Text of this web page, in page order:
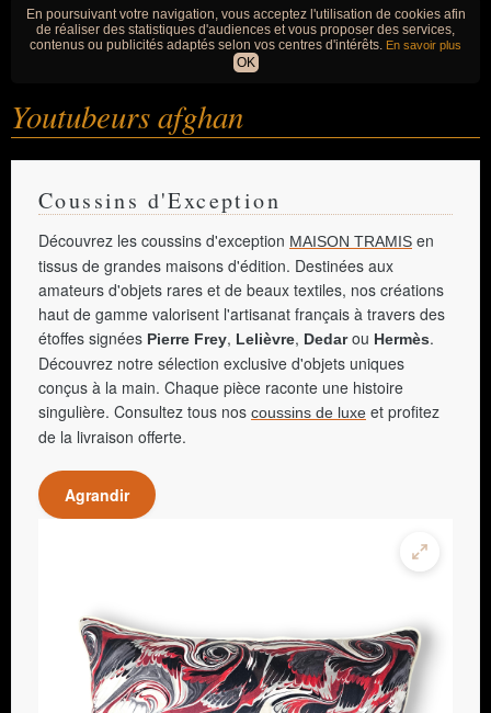
En poursuivant votre navigation, vous acceptez l'utilisation de cookies afin
de réaliser des statistiques d'audiences et vous proposer des services,
contenus ou publicités adaptés selon vos centres d'intérêts. En savoir plus
OK
Youtubeurs afghan
Coussins d'Exception
Découvrez les coussins d'exception MAISON TRAMIS en
tissus de grandes maisons d'édition. Destinées aux
amateurs d'objets rares et de beaux textiles, nos créations
haut de gamme valorisent l'artisanat français à travers des
étoffes signées Pierre Frey, Lelièvre, Dedarou Hermès.
Découvrez notre sélection exclusive d'objets uniques
conçus à la main. Chaque pièce raconte une histoire
singulière. Consultez tous nos coussins de luxe et profitez
de la livraison offerte.
Agrandir